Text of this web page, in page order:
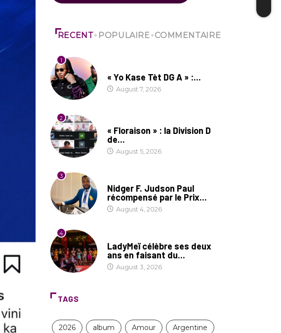
RECENT POPULAIRE COMMENTAIRE
1
« Yo Kase Tèt DG A » :...
August 7, 2026
2
« Floraison » : la Division D
de...
August 5, 2026
3
Nidger F. Judson Paul
récompensé par le Prix...
August 4, 2026
4
LadyMeï célèbre ses deux
ans en faisant du...
August 3, 2026
TAGS
2026 album Amour Argentine